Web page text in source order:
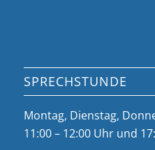
SPRECHSTUNDE
Montag, Dienstag,
11:00 – 12:00 Uhr und